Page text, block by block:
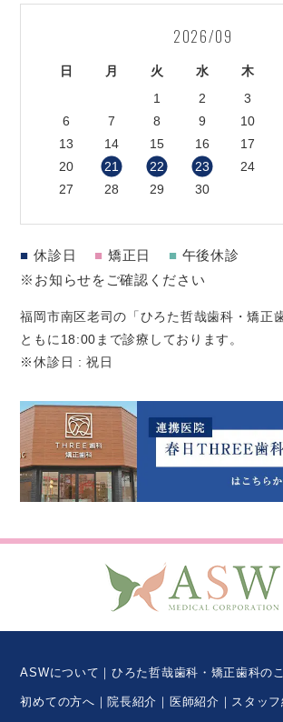
2026/09
日 月 火 水 木
1
2 3
6
7 8 9 10
13
14 15 16 17
20
21 22 23 24
27
28 29 30
■ 休診日 ■ 矯正日 ■ 午後休診
※お知らせをご確認ください
福岡市南区老司の「ひろた哲哉歯科・矯正
ともに18:00まで診療しております。
※休診日 : 祝日
ASWについて ひろた哲哉歯科・矯正歯科の
初めての方へ 院長紹介 医師紹介 スタッ